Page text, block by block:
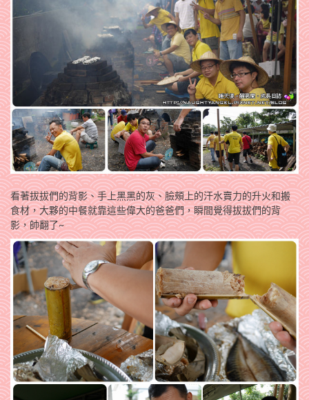
看著拔拔們的背影、手上黑黑的灰、臉頰上的汗水賣力的升火和搬
食材，大夥的中餐就靠這些偉大的爸爸們，瞬間覺得拔拔們的背
影，帥翻了~